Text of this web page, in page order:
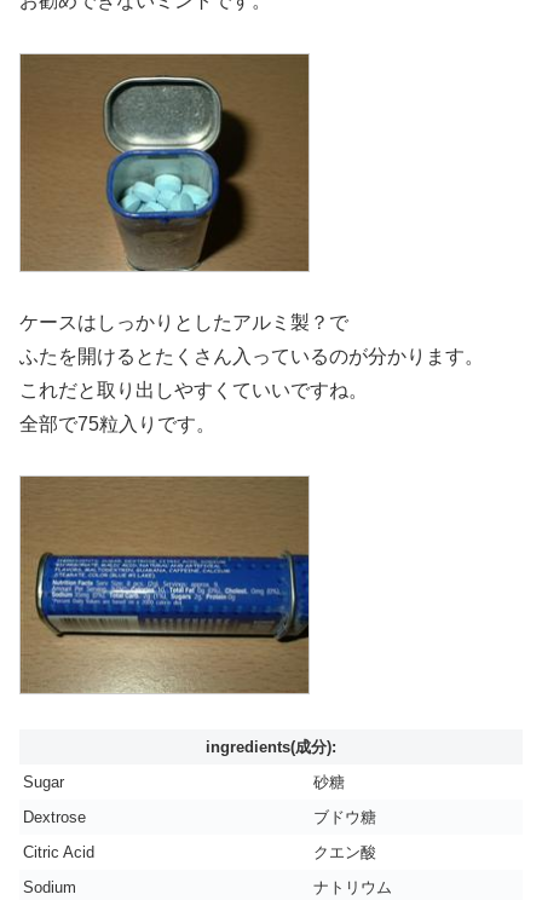
ケースはしっかりとしたアルミ製？で
ふたを開けるとたくさん入っているのが分かります。
これだと取り出しやすくていいですね。
全部で75粒入りです。
ingredients(成分):
Sugar
砂糖
Dextrose
ブドウ糖
Citric Acid
クエン酸
Sodium
ナトリウム